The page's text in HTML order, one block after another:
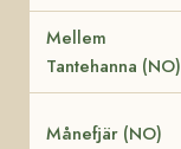
Mellem
Tantehanna (NO)
Månefjär (NO)